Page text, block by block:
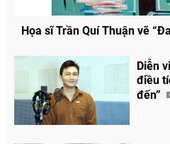
Họa sĩ Trần Quí Thuận vẽ
Diễn
điều
đến”